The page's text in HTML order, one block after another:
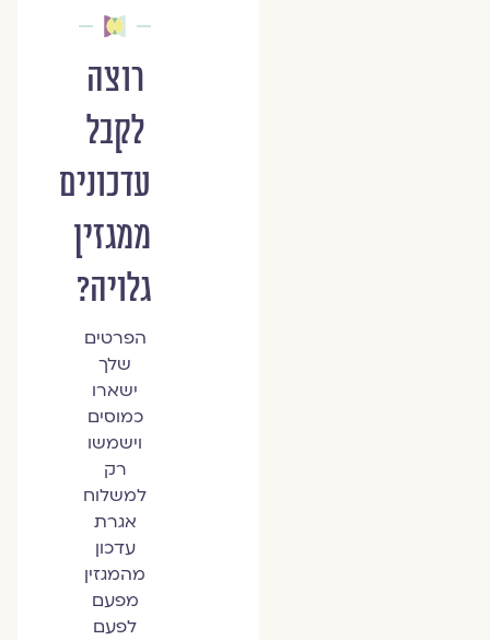
רוצה
לקבל
עדכונים
ממגזין
גלויה?
הפרטים
שלך
ישארו
כמוסים
וישמשו
רק
למשלוח
אגרת
עדכון
מהמגזין
מפעם
לפעם